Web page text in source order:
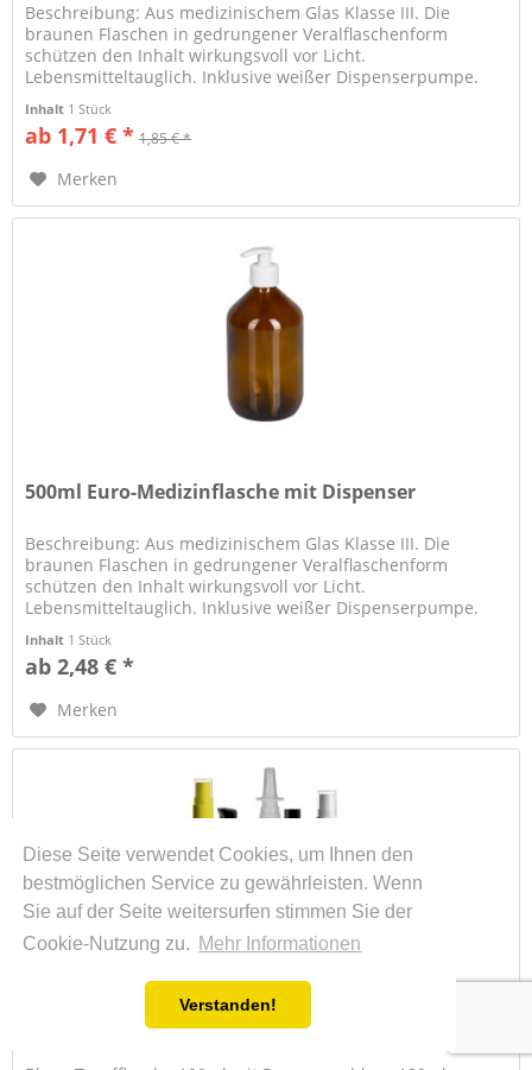
Diese Seite verwendet Cookies, um Ihnen den
bestmöglichen Service zu gewährleisten. Wenn
Sie auf der Seite weitersurfen stimmen Sie der
Cookie-Nutzung zu. Mehr Informationen
Verstanden!
Beschreibung: Aus medizinischem Glas Klasse III. Die
braunen Flaschen in gedrungener Veralflaschenform
schützen den Inhalt wirkungsvoll vor Licht.
Lebensmitteltauglich. Inklusive weißer Dispenserpumpe.
Inhalt 1 Stück
ab 1,71 € * 1,85 € *
Merken
500ml Euro-Medizinflasche mit Dispenser
Beschreibung: Aus medizinischem Glas Klasse III. Die
braunen Flaschen in gedrungener Veralflaschenform
schützen den Inhalt wirkungsvoll vor Licht.
Lebensmitteltauglich. Inklusive weißer Dispenserpumpe.
Inhalt 1 Stück
ab 2,48 € *
Merken
Tropfflasche blau 100ml + Pumpverschluss